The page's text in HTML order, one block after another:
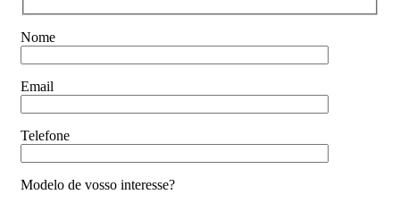
Nome
Email
Telefone
Modelo de vosso interesse?